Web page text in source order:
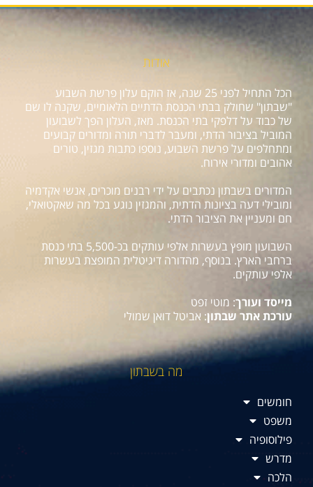
אודות
הכל התחיל לפני 25 שנה, אז הוקם עלון פרשת השבוע
"שבתון" שחולק בבתי הכנסת הדתיים הלאומיים, שקנה לו שם
של כבוד על דלפקי בתי הכנסת. מאז, העלון הפך לשבועון
המוביל בציבור הדתי, ומעבר לדברי תורה ומדורים קבועים
ומתחלפים על פרשת השבוע, נוספו כתבות מגזין, טורים
אהובים ומדורי אירוח.
המדורים בשבתון נכתבים על ידי רבנים מוכרים, אנשי אקדמיה
ומובילי דעה בציונות הדתית, והמגזין נוגע בכל מה שאקטואלי,
חם ומעניין את הציבור הדתי.
השבועון מופץ בעשרות אלפי עותקים בכ-5,500 בתי כנסת
ברחבי הארץ. בנוסף, מהדורה דיגיטלית המופצת בעשרות
אלפי עותקים.
מייסד ועורך: מוטי זפט
עורכת אתר שבתון: אביטל דואן שמולי
מה בשבתון
חומשים
משפט
פילוסופיה
מדרש
הלכה